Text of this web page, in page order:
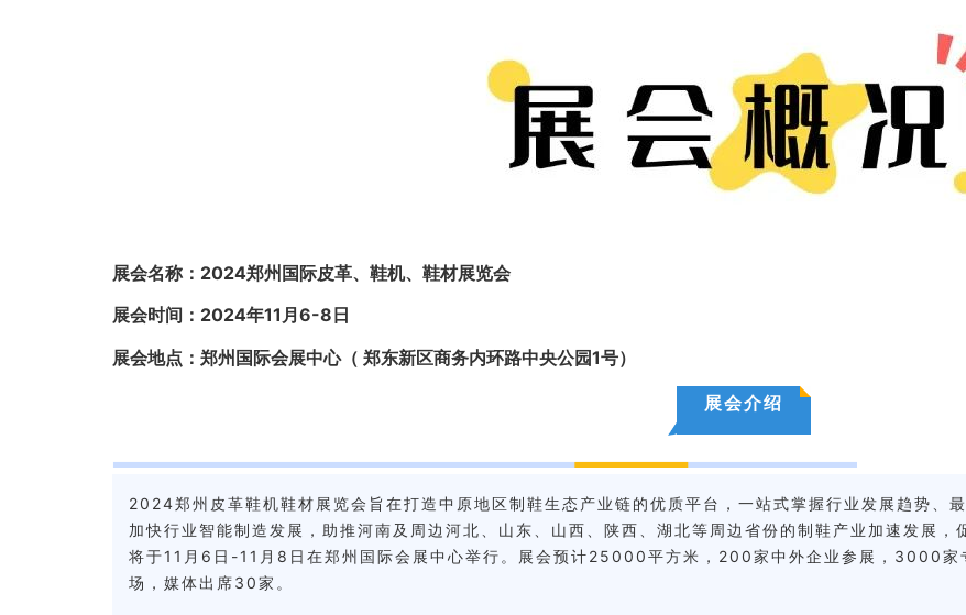
展会名称：2024郑州国际皮革、鞋机、鞋材展览会
展会时间：2024年11月6-8日
展会地点：郑州国际会展中心（ 郑东新区商务内环路中央公园1号）
展会介绍
2024郑州皮革鞋机鞋材展览会旨在打造中原地区制鞋生态产业链的优质平台，一站式掌握行业发展趋势、
加快行业智能制造发展，助推河南及周边河北、山东、山西、陕西、湖北等周边省份的制鞋产业加速发展
将于11月6日-11月8日在郑州国际会展中心举行。展会预计25000平方米，200家中外企业参展，3000家
场，媒体出席30家。